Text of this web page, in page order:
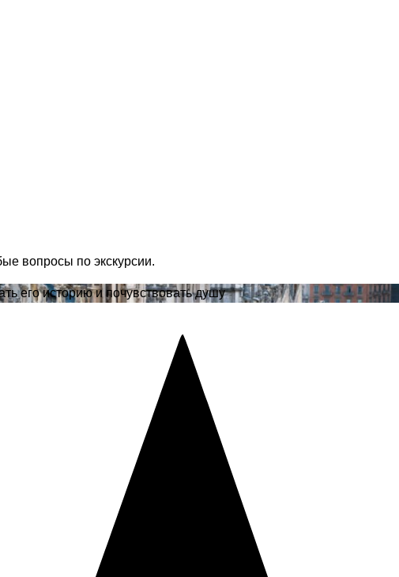
вопросы по экскурсии.
его историю и почувствовать душу